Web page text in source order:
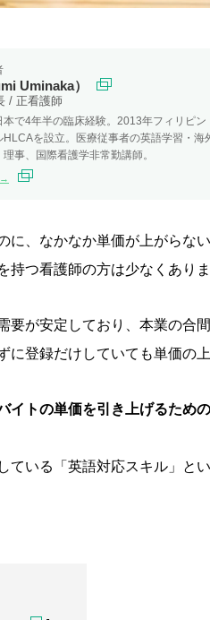
Uminaka）
/ 正看護師
本で4年半の臨床経験。2013年フィリピ
HLCAを設立。医療従事者の英語学習・
事、国際看護学非常勤講師。
→
に、なかなか単価が上がらな
つ看護師の方は少なくありま
要が安定しており、本業の合
に登録だけしていても単価の
イトの単価を引き上げるため
ている「英語対応スキル」と